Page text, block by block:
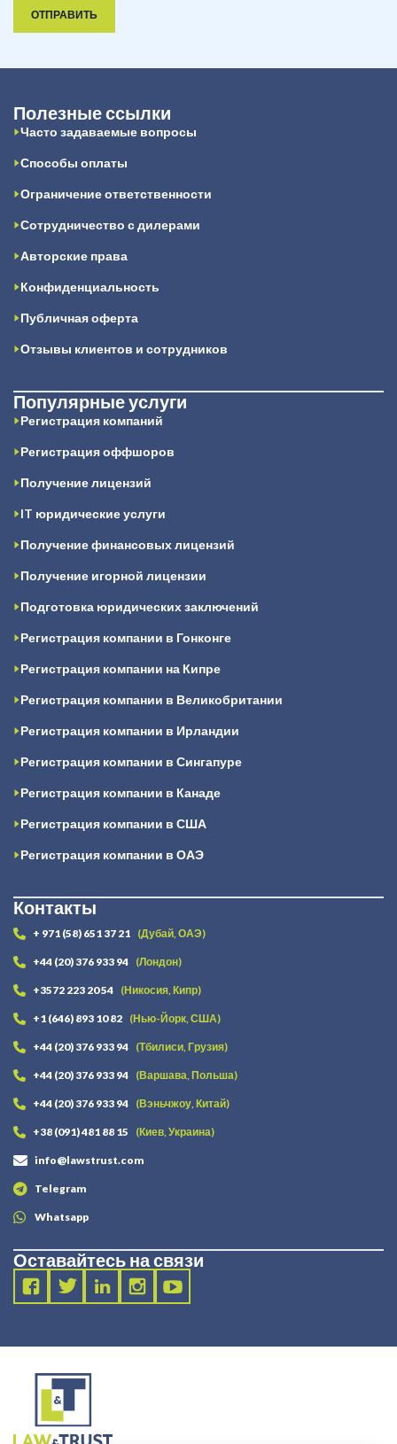
ОТПРАВИТЬ
Полезные ссылки
Часто задаваемые вопросы
Способы оплаты
Ограничение ответственности
Сотрудничество с дилерами
Авторские права
Конфиденциальность
Публичная оферта
Отзывы клиентов и сотрудников
Популярные услуги
Регистрация компаний
Регистрация оффшоров
Получение лицензий
IT юридические услуги
Получение финансовых лицензий
Получение игорной лицензии
Подготовка юридических заключений
Регистрация компании в Гонконге
Регистрация компании на Кипре
Регистрация компании в Великобритании
Регистрация компании в Ирландии
Регистрация компании в Сингапуре
Регистрация компании в Канаде
Регистрация компании в США
Регистрация компании в ОАЭ
Контакты
+ 971 (58) 651 37 21 (Дубай, ОАЭ)
+44 (20) 376 933 94 (Лондон)
+3572 223 20 54 (Никосия, Кипр)
+1 (646) 893 10 82 (Нью-Йорк, США)
+44 (20) 376 933 94 (Тбилиси, Грузия)
+44 (20) 376 933 94 (Варшава, Польша)
+44 (20) 376 933 94 (Вэньчжоу, Китай)
+38 (091) 481 88 15 (Киев, Украина)
info@lawstrust.com
Telegram
Whatsapp
Оставайтесь на связи